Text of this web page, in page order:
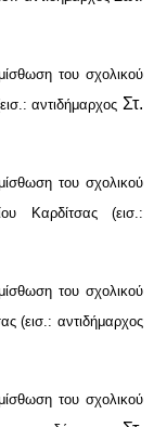
του σχολικού
αντιδήμαρχος Στ.
του σχολικού
Καρδίτσας
(εισ.:
του σχολικού
(εισ.: αντιδήμαρχος
του σχολικού